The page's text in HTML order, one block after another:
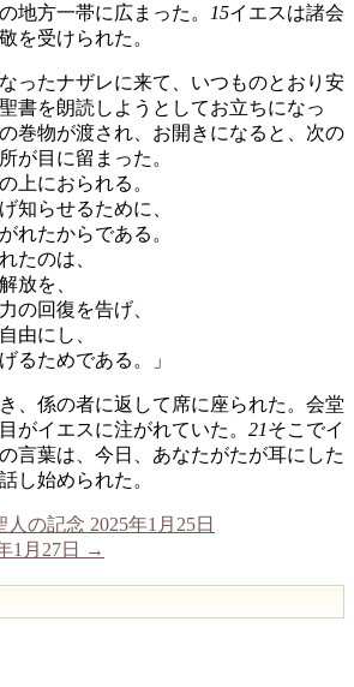
地方一帯に広まった。
15イエスは諸会
を受けられた。
ったナザレに来て、いつものとおり安
書を朗読しようとしてお立ちになっ
巻物が渡され、お開きになると、次の
が目に留まった。
上におられる。
知らせるために、
れたからである。
たのは、
放を、
の回復を告げ、
由にし、
るためである。」
、係の者に返して席に座られた。会堂
がイエスに注がれていた。 21そこでイ
言葉は、今日、あなたがたが耳にした
し始められた。
の記念 2025年1月25日
1月27日
→